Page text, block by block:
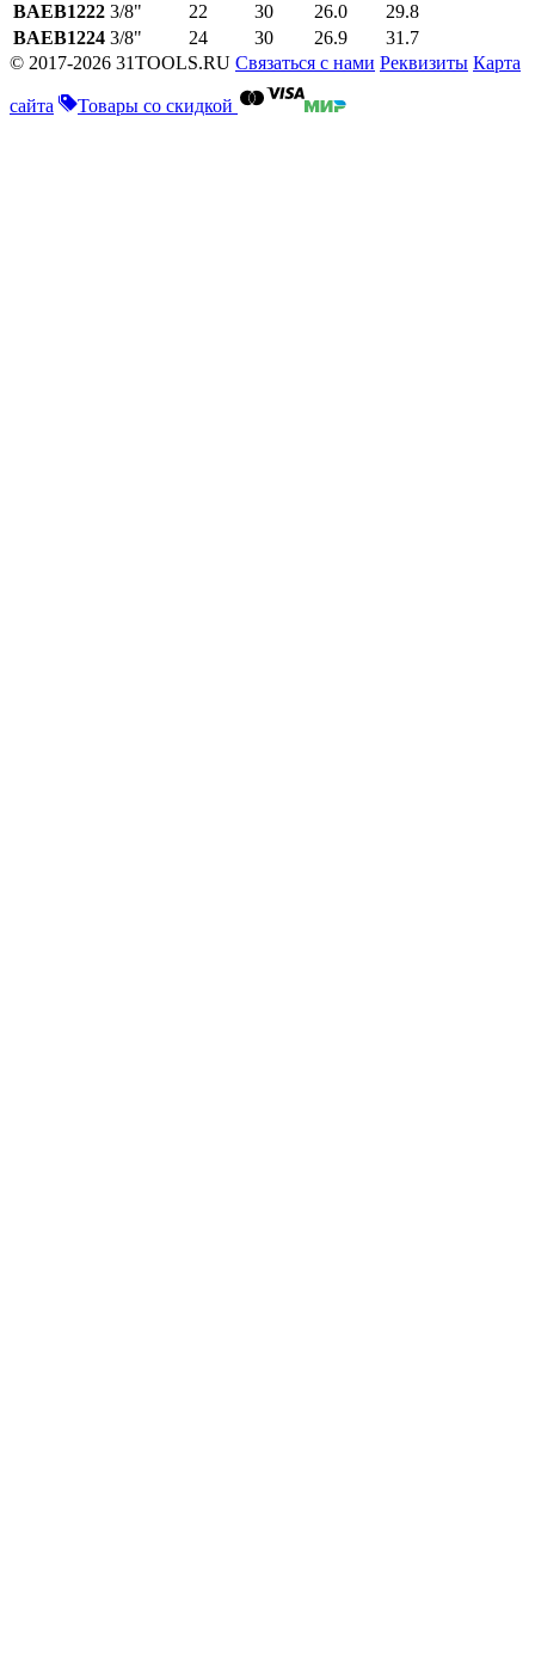
BAEB1222 3/8" 22 30 26.0
29.8
BAEB1224 3/8" 24 30 26.9
31.7
© 2017-2026 31TOOLS.RU Связаться с нами Реквизиты Карта
сайта Товары со скидкой